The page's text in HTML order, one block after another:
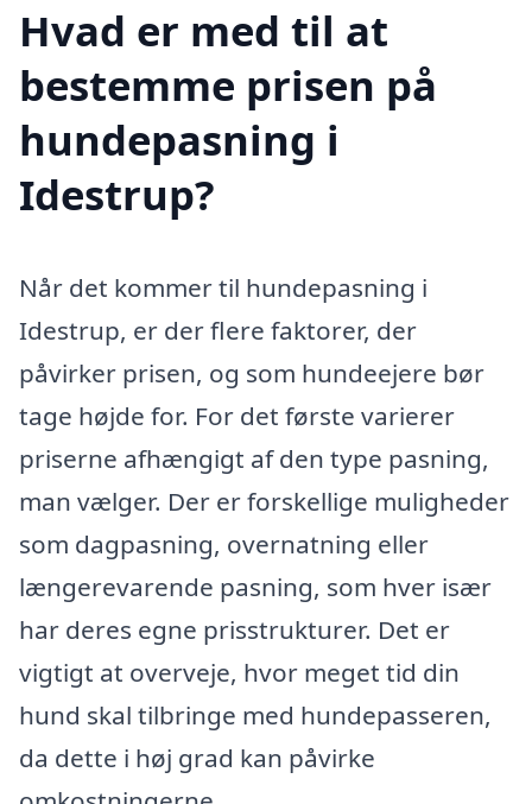
Hvad er med til at
bestemme prisen på
hundepasning i
Idestrup?
Når det kommer til hundepasning i
Idestrup, er der flere faktorer, der
påvirker prisen, og som hundeejere bør
tage højde for. For det første varierer
priserne afhængigt af den type pasning,
man vælger. Der er forskellige muligheder
som dagpasning, overnatning eller
længerevarende pasning, som hver især
har deres egne prisstrukturer. Det er
vigtigt at overveje, hvor meget tid din
hund skal tilbringe med hundepasseren,
da dette i høj grad kan påvirke